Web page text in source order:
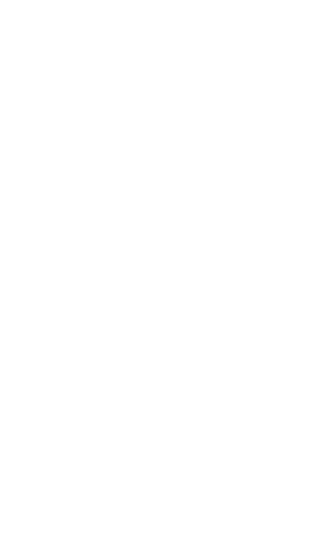
¿Quién es Enrique
empresario que
Florentino está
presidir el Real
El alicantino de 37 años, del
dicho que tiene acento
quien ha dirigido las críticas